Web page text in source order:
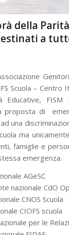
della
a
Scuola – Centro
FISM
proposta di
una
ma
famiglie e
emergenza.
AGeSC
nazionale CdO
CNOS Scuola
CIOFS scuola
per le